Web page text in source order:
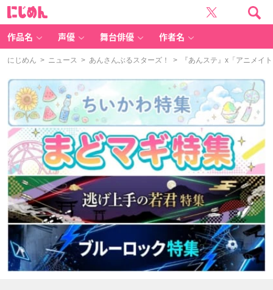
作品名 声優 舞台俳優 作者名
にじめん > ニュース > あんさんぶるスターズ！ > 『あんステ』x「アニメイ